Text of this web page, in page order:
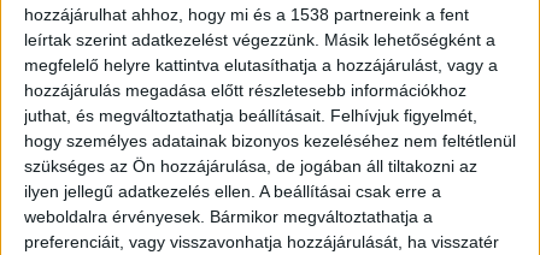
hozzájárulhat ahhoz, hogy mi és a 1538 partnereink a fent
leírtak szerint adatkezelést végezzünk. Másik lehetőségként a
megfelelő helyre kattintva elutasíthatja a hozzájárulást, vagy a
hozzájárulás megadása előtt részletesebb információkhoz
juthat, és megváltoztathatja beállításait. Felhívjuk figyelmét,
hogy személyes adatainak bizonyos kezeléséhez nem feltétlenül
szükséges az Ön hozzájárulása, de jogában áll tiltakozni az
ilyen jellegű adatkezelés ellen. A beállításai csak erre a
weboldalra érvényesek. Bármikor megváltoztathatja a
preferenciáit, vagy visszavonhatja hozzájárulását, ha visszatér
Kilencmillió alatt indul a legolcsóbb elektromos
Volkswagen